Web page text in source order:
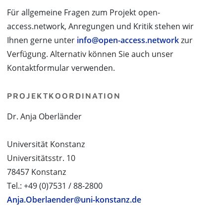
Für allgemeine Fragen zum Projekt open-
access.network, Anregungen und Kritik stehen wir
Ihnen gerne unter info@open-access.networkzur
Verfügung. Alternativ können Sie auch unser
Kontaktformular verwenden.
PROJEKTKOORDINATION
Dr. Anja Oberländer
Universität Konstanz
Universitätsstr. 10
78457 Konstanz
Tel.: +49 (0)7531 / 88-2800
Anja.Oberlaender@uni-konstanz.de